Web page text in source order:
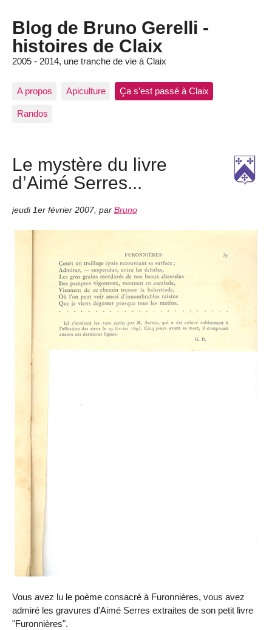
Blog de Bruno Gerelli -
histoires de Claix
2005 - 2014, une tranche de vie à Claix
A propos Apiculture Ça s’est passé à Claix
Randos
Le mystère du livre
d’Aimé Serres...
jeudi 1er février 2007, par Bruno
Vous avez lu le poème consacré à Furonnières, vous avez
admiré les gravures d’Aimé Serres extraites de son petit livre
"Furonnières".